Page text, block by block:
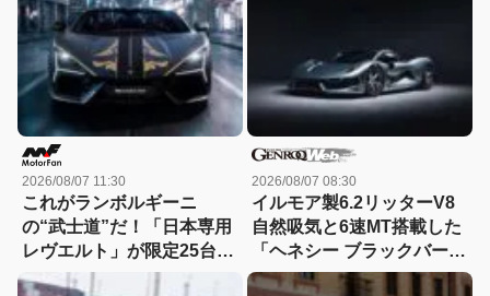
2026/08/07 11:30
これがランボルギーニ
の“武士道”だ！「日本専用
レヴエルト」が限定25台で
誕生!! その理由とは……？
2026/08/07 08:30
イルモア製6.2リッターV8
自然吸気と6速MT搭載した
「ヘネシー ブラックバー
ド」がデビュー【動画】